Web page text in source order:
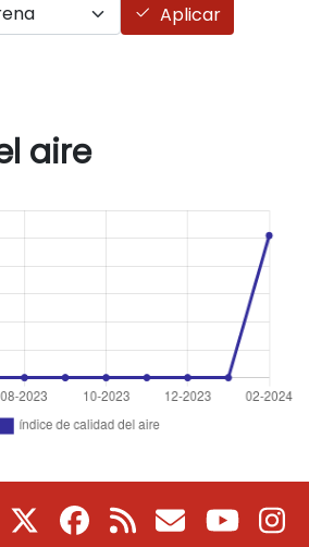
Aplicar
aire
Facebook
RSS CorreoYoutube